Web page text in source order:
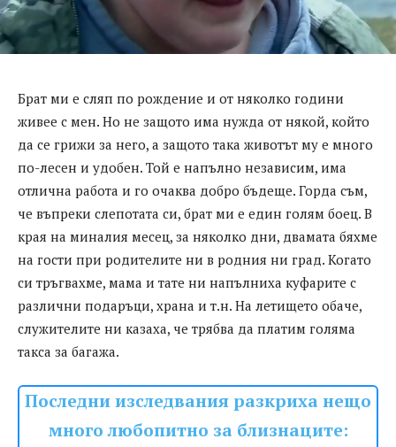
Брат ми е сляп по рождение и от няколко години
живее с мен. Но не защото има нужда от някой, който
да се грижи за него, а защото така животът му е много
по-лесен и удобен. Той е напълно независим, има
отлична работа и го очаква добро бъдеще. Горда съм,
че въпреки слепотата си, брат ми е един голям боец. В
края на миналия месец, за няколко дни, двамата бяхме
на гости при родителите ни в родния ни град. Когато
си тръгвахме, мама и тате ни напълниха куфарите с
различни подаръци, храна и т.н. На летището обаче,
служителите ни казаха, че трябва да платим голяма
такса за багажа.
Последни изследвания разкриха нещо
много любопитно за близнаците: